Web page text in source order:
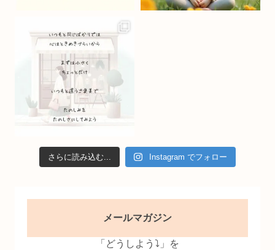
n
el
さらに読み込む... Instagram でフォロー
メールマガジン
「どうしよう⤵」を